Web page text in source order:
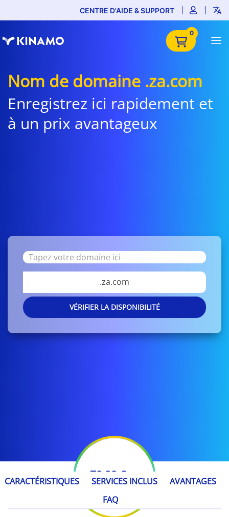
CENTRE D'AIDE & SUPPORT
0
Nom de domaine .za.com
Enregistrez ici rapidement et
à un prix avantageux
.za.com
VÉRIFIER LA DISPONIBILITÉ
79,99 € / an
CARACTÉRISTIQUES SERVICES INCLUS
AVANTAGES
FAQ